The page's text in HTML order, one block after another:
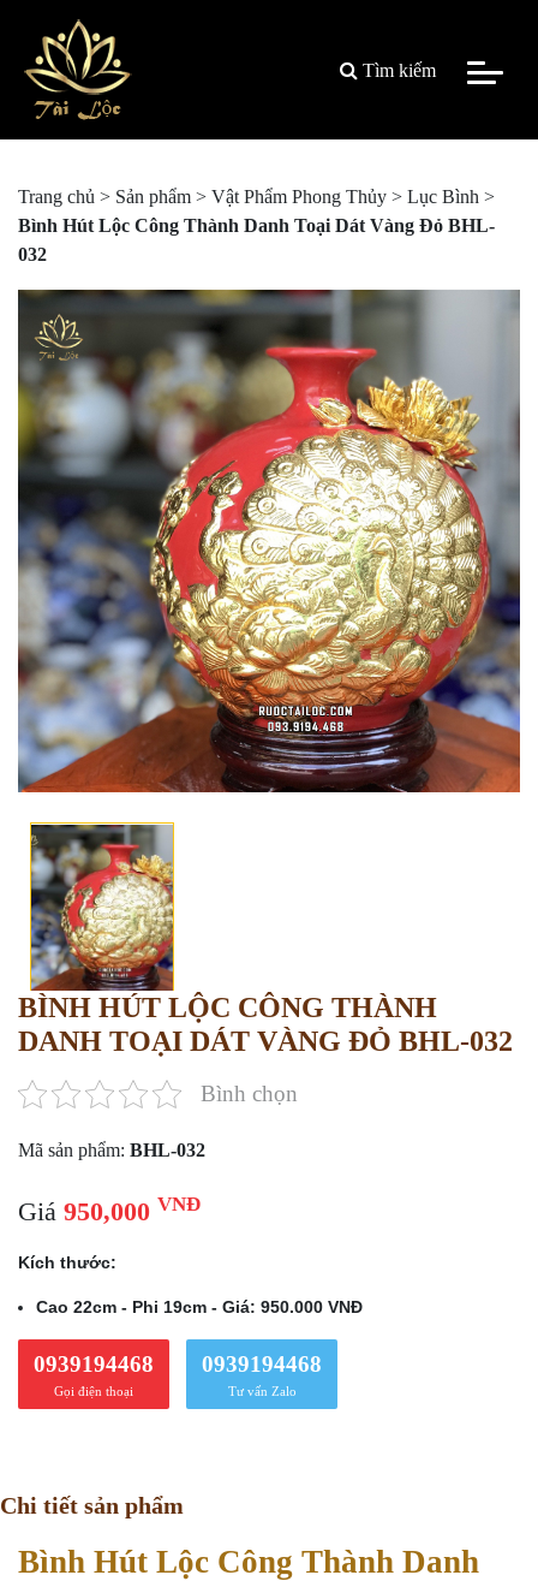
Tìm kiếm
Trang chủ > Sản phẩm > Vật Phẩm Phong Thủy > Lục Bình >
Bình Hút Lộc Công Thành Danh Toại Dát Vàng Đỏ BHL-
032
BÌNH HÚT LỘC CÔNG THÀNH
DANH TOẠI DÁT VÀNG ĐỎ BHL-032
Bình chọn
Mã sản phẩm: BHL-032
Giá 950,000 VNĐ
Kích thước:
Cao 22cm - Phi 19cm - Giá: 950.000 VNĐ
0939194468
Gọi điện thoại
0939194468
Tư vấn Zalo
Chi tiết sản phẩm
Bình Hút Lộc Công Thành Danh